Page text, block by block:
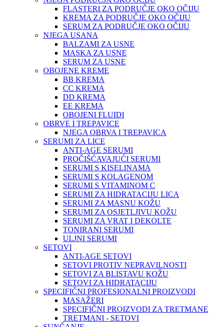
FLASTERI ZA PODRUČJE OKO OČIJU
KREMA ZA PODRUČJE OKO OČIJU
SERUM ZA PODRUČJE OKO OČIJU
NJEGA USANA
BALZAMI ZA USNE
MASKA ZA USNE
SERUM ZA USNE
OBOJENE KREME
BB KREMA
CC KREMA
DD KREMA
EE KREMA
OBOJENI FLUIDI
OBRVE I TREPAVICE
NJEGA OBRVA I TREPAVICA
SERUMI ZA LICE
ANTI-AGE SERUMI
PROČIŠĆAVAJUĆI SERUMI
SERUMI S KISELINAMA
SERUMI S KOLAGENOM
SERUMI S VITAMINOM C
SERUMI ZA HIDRATACIJU LICA
SERUMI ZA MASNU KOŽU
SERUMI ZA OSJETLJIVU KOŽU
SERUMI ZA VRAT I DEKOLTE
TONIRANI SERUMI
ULJNI SERUMI
SETOVI
ANTI-AGE SETOVI
SETOVI PROTIV NEPRAVILNOSTI
SETOVI ZA BLISTAVU KOŽU
SETOVI ZA HIDRATACIJU
SPECIFIČNI PROFESIONALNI PROIZVODI
MASAŽERI
SPECIFIČNI PROIZVODI ZA TRETMANE
TRETMANI - SETOVI